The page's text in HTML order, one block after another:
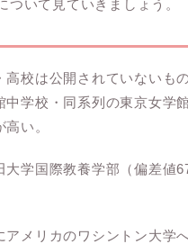
ついて見ていきましょう。
高校は公開されていないも
中学校・同系列の東京女学
い。
大学国際教養学部（偏差値
アメリカのワシントン大学